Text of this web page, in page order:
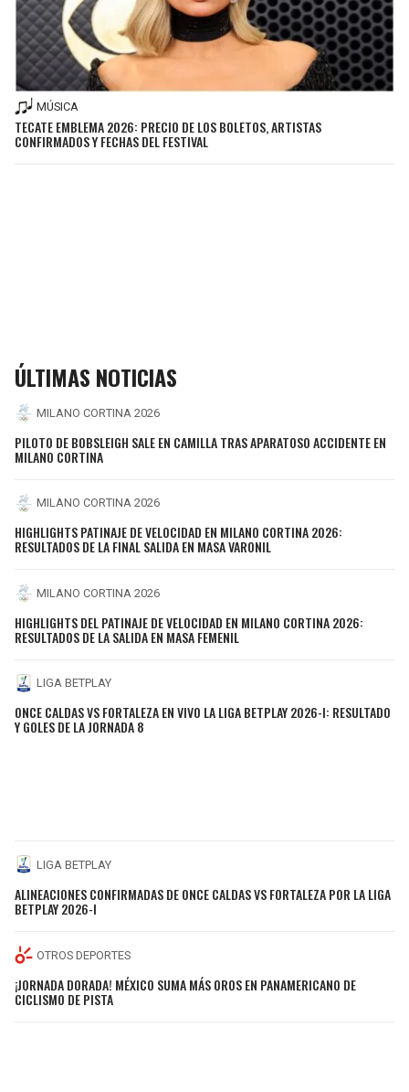
MÚSICA
TECATE EMBLEMA 2026: PRECIO DE LOS BOLETOS, ARTISTAS
CONFIRMADOS Y FECHAS DEL FESTIVAL
ÚLTIMAS NOTICIAS
MILANO CORTINA 2026
PILOTO DE BOBSLEIGH SALE EN CAMILLA TRAS APARATOSO ACCIDENTE EN
MILANO CORTINA
MILANO CORTINA 2026
HIGHLIGHTS PATINAJE DE VELOCIDAD EN MILANO CORTINA 2026:
RESULTADOS DE LA FINAL SALIDA EN MASA VARONIL
MILANO CORTINA 2026
HIGHLIGHTS DEL PATINAJE DE VELOCIDAD EN MILANO CORTINA 2026:
RESULTADOS DE LA SALIDA EN MASA FEMENIL
LIGA BETPLAY
ONCE CALDAS VS FORTALEZA EN VIVO LA LIGA BETPLAY 2026-I: RESULTADO
Y GOLES DE LA JORNADA 8
LIGA BETPLAY
ALINEACIONES CONFIRMADAS DE ONCE CALDAS VS FORTALEZA POR LA LIGA
BETPLAY 2026-I
OTROS DEPORTES
¡JORNADA DORADA! MÉXICO SUMA MÁS OROS EN PANAMERICANO DE
CICLISMO DE PISTA